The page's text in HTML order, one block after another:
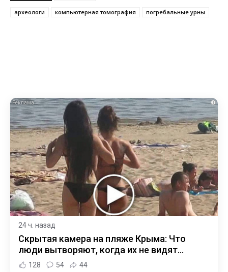
археологи компьютерная томография погребальные урны
i
24 ч. назад
Скрытая камера на пляже Крыма: Что
люди вытворяют, когда их не видят...
128 54 44